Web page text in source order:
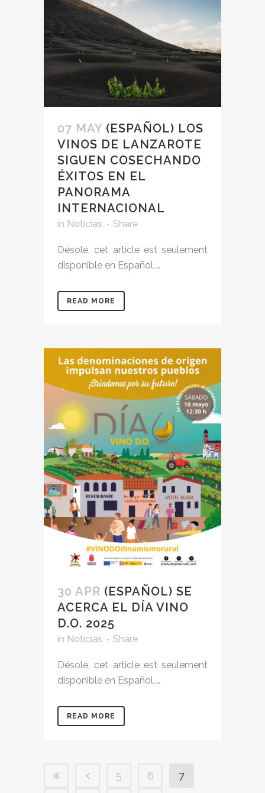
07 MAY (ESPAÑOL) LOS
VINOS DE LANZAROTE
SIGUEN COSECHANDO
ÉXITOS EN EL
PANORAMA
INTERNACIONAL
in Noticias Share
Désolé, cet article est seulement
disponible en Español....
READ MORE
30 APR (ESPAÑOL) SE
ACERCA EL DÍA VINO
D.O. 2025
in Noticias Share
Désolé, cet article est seulement
disponible en Español....
READ MORE
5 6
7